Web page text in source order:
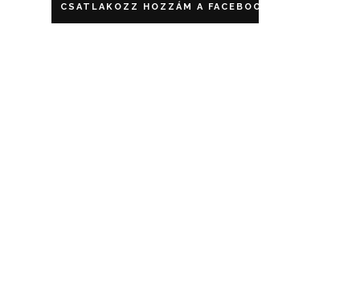
CSATLAKOZZ HOZZÁM A FACEBOOKON!